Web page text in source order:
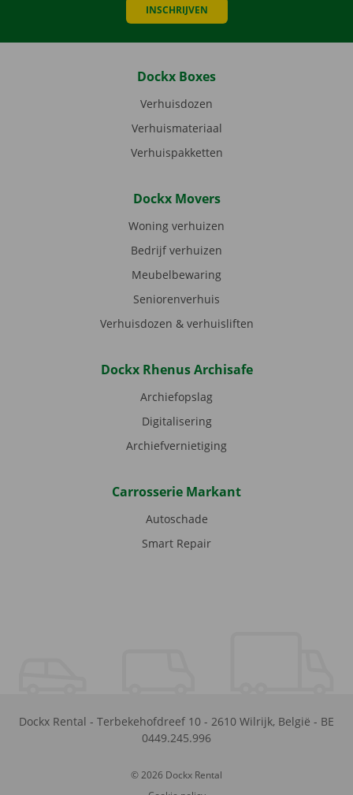
INSCHRIJVEN
Dockx Boxes
Verhuisdozen
Verhuismateriaal
Verhuispakketten
Dockx Movers
Woning verhuizen
Bedrijf verhuizen
Meubelbewaring
Seniorenverhuis
Verhuisdozen & verhuisliften
Dockx Rhenus Archisafe
Archiefopslag
Digitalisering
Archiefvernietiging
Carrosserie Markant
Autoschade
Smart Repair
Dockx Rental - Terbekehofdreef 10 - 2610 Wilrijk, België - BE
0449.245.996
© 2026 Dockx Rental